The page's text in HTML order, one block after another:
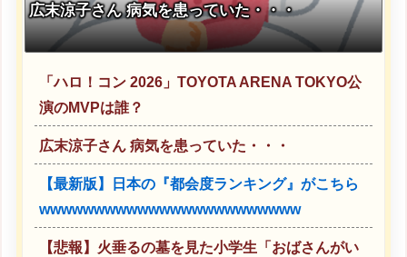
広末涼子さん 病気を患っていた・・・
「ハロ！コン 2026」TOYOTA ARENA TOKYO公
演のMVPは誰？
広末涼子さん 病気を患っていた・・・
【最新版】日本の『都会度ランキング』がこちら
wwwwwwwwwwwwwwwwwwwwwwww
【悲報】火垂るの墓を見た小学生「おばさんがい